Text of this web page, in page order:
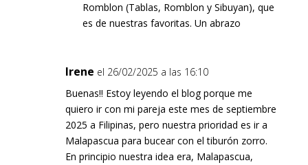
Romblon (Tablas, Romblon y Sibuyan), que
es de nuestras favoritas. Un abrazo
Irene el 26/02/2025 a las 16:10
Buenas!! Estoy leyendo el blog porque me
quiero ir con mi pareja este mes de septiembre
2025 a Filipinas, pero nuestra prioridad es ir a
Malapascua para bucear con el tiburón zorro.
En principio nuestra idea era, Malapascua,